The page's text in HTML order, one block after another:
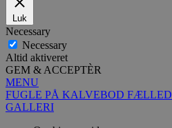
Luk
Necessary
Necessary
Altid aktiveret
GEM & ACCEPTÈR
MENU
FUGLE PÅ KALVEBOD FÆLLED
GALLERI